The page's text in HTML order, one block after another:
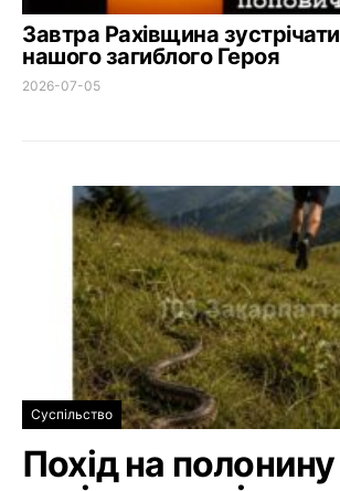
Завтра Рахівщина
нашого загиблого Героя
2026-07-05
Суспільство
Похід на полонину